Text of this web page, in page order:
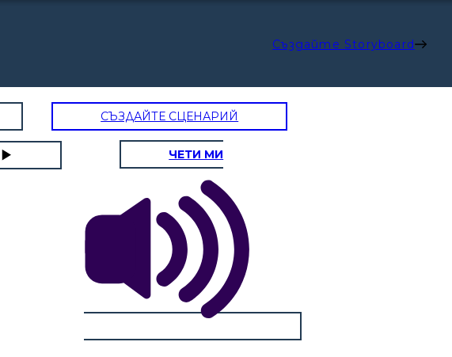
Създайте Storyboard
СЪЗДАЙТЕ СЦЕНАРИЙ
ЧЕТИ МИ